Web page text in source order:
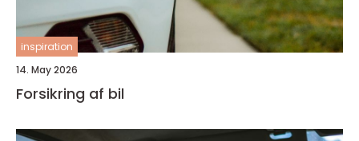
inspiration
14. May 2026
Forsikring af bil